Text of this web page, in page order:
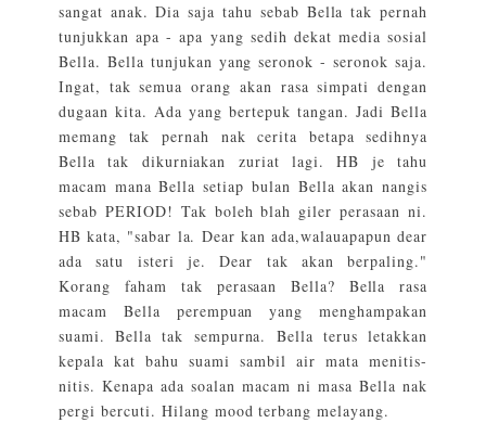
sangat anak. Dia saja tahu sebab Bella tak pernah
tunjukkan apa - apa yang sedih dekat media sosial
Bella. Bella tunjukan yang seronok - seronok saja.
Ingat, tak semua orang akan rasa simpati dengan
dugaan kita. Ada yang bertepuk tangan. Jadi Bella
memang tak pernah nak cerita betapa sedihnya
Bella tak dikurniakan zuriat lagi. HB je tahu
macam mana Bella setiap bulan Bella akan nangis
sebab PERIOD! Tak boleh blah giler perasaan ni.
HB kata, "sabar la. Dear kan ada,walauapapun dear
ada satu isteri je. Dear tak akan berpaling."
Korang faham tak perasaan Bella? Bella rasa
macam Bella perempuan yang menghampakan
suami. Bella tak sempurna. Bella terus letakkan
kepala kat bahu suami sambil air mata menitis-
nitis. Kenapa ada soalan macam ni masa Bella nak
pergi bercuti. Hilang mood terbang melayang.